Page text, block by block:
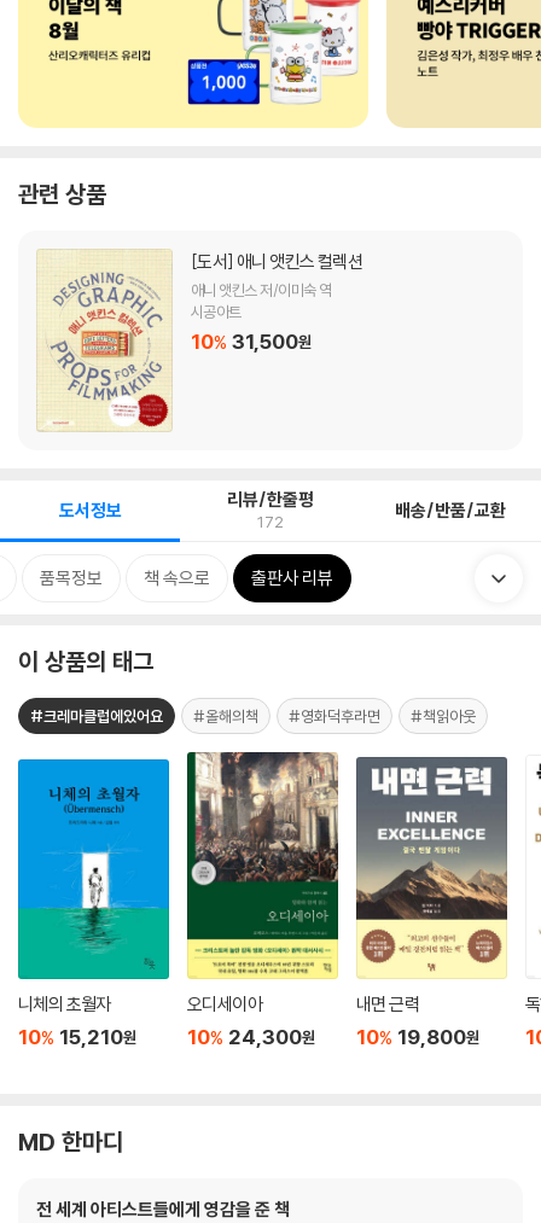
관련 상품
[도서] 애니 앳킨스 컬렉션
애니 앳킨스 저/이미숙 역
시공아트
10% 31,500원
도서정보 리뷰/한줄평
172 배송/반품/교환
품목정보 책 속으로 출판사 리뷰
이 상품의 태그
#크레마클럽에있어요 #올해의책 #영화덕후라면 #책읽아웃
니체의 초월자
10% 15,210원
오디세이아
10% 24,300원
내면 근력
10% 19,800원
MD 한마디
전 세계 아티스트들에게 영감을 준 책